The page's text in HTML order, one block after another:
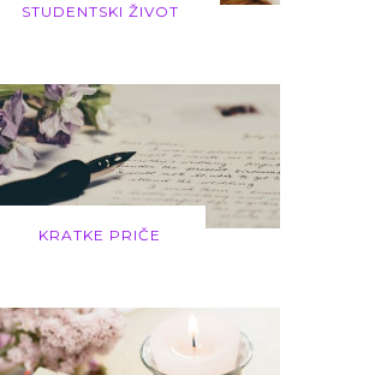
STUDENTSKI ŽIVOT
KRATKE PRIČE